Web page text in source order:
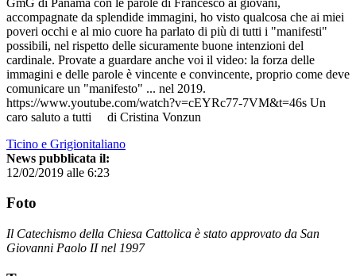
accompagnate da splendide immagini, ho visto qualcosa che ai miei
poveri occhi e al mio cuore ha parlato di più di tutti i "manifesti"
possibili, nel rispetto delle sicuramente buone intenzioni del
cardinale. Provate a guardare anche voi il video: la forza delle
immagini e delle parole è vincente e convincente, proprio come deve
comunicare un "manifesto" ... nel 2019.
https://www.youtube.com/watch?v=cEYRc77-7VM&t=46s Un
caro saluto a tutti di Cristina Vonzun
Ticino e Grigionitaliano
News pubblicata il:
12/02/2019 alle 6:23
Foto
Il Catechismo della Chiesa Cattolica è stato approvato da San
Giovanni Paolo II nel 1997